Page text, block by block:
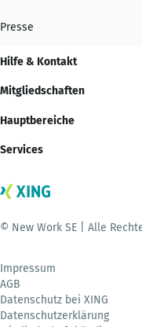
Presse
Hilfe & Kontakt
Mitgliedschaften
Hauptbereiche
Services
© New Work SE | Alle
Impressum
AGB
Datenschutz bei XING
Datenschutzerklärung